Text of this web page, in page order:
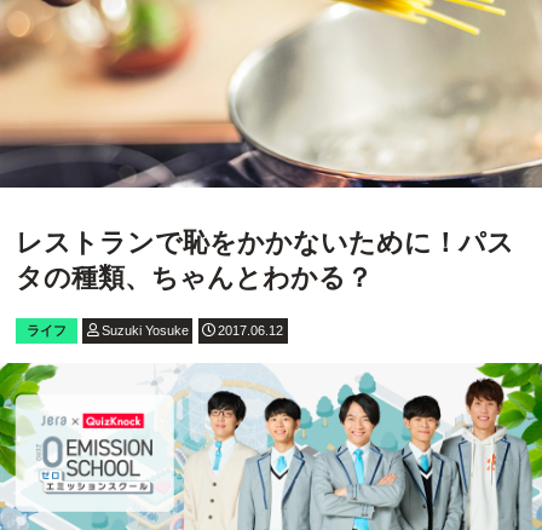
レストランで恥をかかないために！パス
タの種類、ちゃんとわかる？
ライフ Suzuki Yosuke 2017.06.12